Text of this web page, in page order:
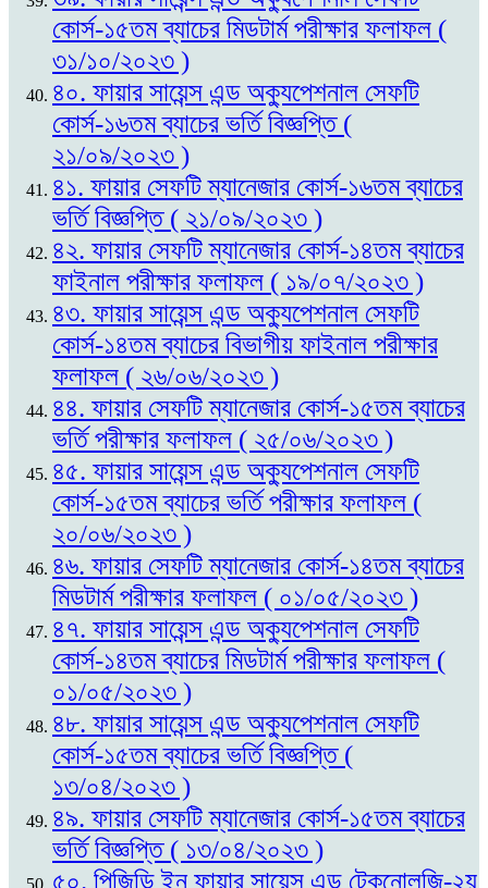
কোর্স-১৫তম ব্যাচের মিডটার্ম পরীক্ষার ফলাফল (
৩১/১০/২০২৩ )
৪০. ফায়ার সায়েন্স এন্ড অক্যুপেশনাল সেফটি
কোর্স-১৬তম ব্যাচের ভর্তি বিজ্ঞপ্তি (
২১/০৯/২০২৩ )
৪১. ফায়ার সেফটি ম্যানেজার কোর্স-১৬তম ব্যাচের
ভর্তি বিজ্ঞপ্তি ( ২১/০৯/২০২৩ )
৪২. ফায়ার সেফটি ম্যানেজার কোর্স-১৪তম ব্যাচের
ফাইনাল পরীক্ষার ফলাফল ( ১৯/০৭/২০২৩ )
৪৩. ফায়ার সায়েন্স এন্ড অক্যুপেশনাল সেফটি
কোর্স-১৪তম ব্যাচের বিভাগীয় ফাইনাল পরীক্ষার
ফলাফল ( ২৬/০৬/২০২৩ )
৪৪. ফায়ার সেফটি ম্যানেজার কোর্স-১৫তম ব্যাচের
ভর্তি পরীক্ষার ফলাফল ( ২৫/০৬/২০২৩ )
৪৫. ফায়ার সায়েন্স এন্ড অক্যুপেশনাল সেফটি
কোর্স-১৫তম ব্যাচের ভর্তি পরীক্ষার ফলাফল (
২০/০৬/২০২৩ )
৪৬. ফায়ার সেফটি ম্যানেজার কোর্স-১৪তম ব্যাচের
মিডটার্ম পরীক্ষার ফলাফল ( ০১/০৫/২০২৩ )
৪৭. ফায়ার সায়েন্স এন্ড অক্যুপেশনাল সেফটি
কোর্স-১৪তম ব্যাচের মিডটার্ম পরীক্ষার ফলাফল (
০১/০৫/২০২৩ )
৪৮. ফায়ার সায়েন্স এন্ড অক্যুপেশনাল সেফটি
কোর্স-১৫তম ব্যাচের ভর্তি বিজ্ঞপ্তি (
১৩/০৪/২০২৩ )
৪৯. ফায়ার সেফটি ম্যানেজার কোর্স-১৫তম ব্যাচের
ভর্তি বিজ্ঞপ্তি ( ১৩/০৪/২০২৩ )
৫০. পিজিডি ইন ফায়ার সায়েন্স এন্ড টেকনোলজি-২য়